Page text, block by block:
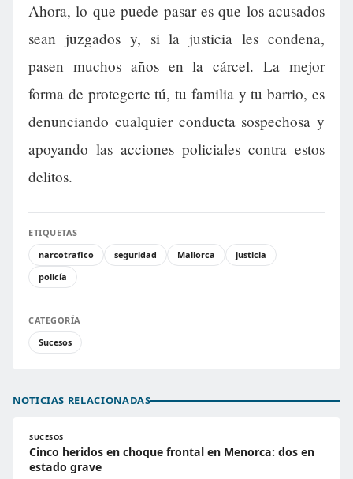
Ahora, lo que puede pasar es que los acusados
sean juzgados y, si la justicia les condena,
pasen muchos años en la cárcel. La mejor
forma de protegerte tú, tu familia y tu barrio, es
denunciando cualquier conducta sospechosa y
apoyando las acciones policiales contra estos
delitos.
ETIQUETAS
narcotrafico
seguridad Mallorca
justicia
policía
CATEGORÍA
Sucesos
NOTICIAS RELACIONADAS
SUCESOS
Cinco heridos en choque frontal en Menorca: dos en
estado grave